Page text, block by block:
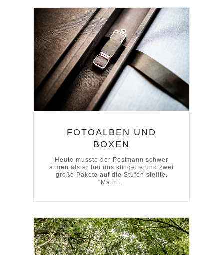
FOTOALBEN UND
BOXEN
Heute musste der Postmann schwer
atmen als er bei uns klingelte und zwei
große Pakete auf die Stufen stellte.
"Mann…